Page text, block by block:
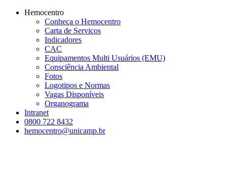
Conteúdo principal
Hemocentro
Conheça o Hemocentro
Carta de Serviços
Indicadores
CAC
Equipamentos Multi Usuários (EMU)
Consciência Ambiental
Fotos
Logotipos e Normas
Vagas Disponíveis
Organograma
Intranet
0800 722 8432
hemocentro@unicamp.br